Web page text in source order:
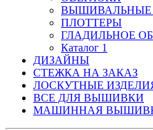
ПЛОТТЕРЫ
ГЛАДИЛЬНОЕ
Каталог 1
ДИЗАЙНЫ
СТЕЖКА НА ЗАКАЗ
ЛОСКУТНЫЕ
ВСЕ ДЛЯ ВЫШИВКИ
МАШИННАЯ